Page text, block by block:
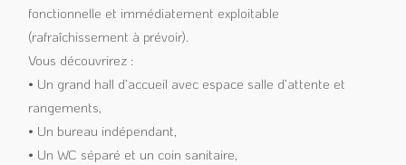
fonctionnelle et immédiatement exploitable
(rafraîchissement à prévoir).
Vous découvrirez :
• Un grand hall d’accueil avec espace salle d’attente et
rangements,
• Un bureau indépendant,
• Un WC séparé et un coin sanitaire,